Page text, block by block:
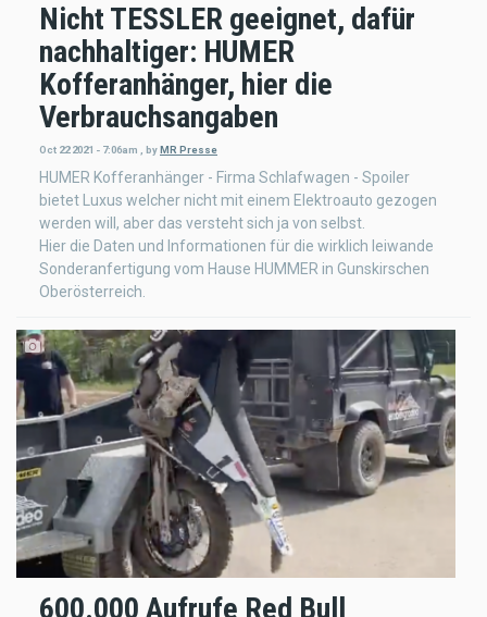
Nicht TESSLER geeignet, dafür
nachhaltiger: HUMER
Kofferanhänger, hier die
Verbrauchsangaben
Oct 22 2021 - 7:06am byMR Presse
HUMER Kofferanhänger - Firma Schlafwagen - Spoiler
bietet Luxus welcher nicht mit einem Elektroauto gezogen
werden will, aber das versteht sich ja von selbst.
Hier die Daten und Informationen für die wirklich leiwande
Sonderanfertigung vom Hause HUMMER in Gunskirschen
Oberösterreich.
600.000 Aufrufe Red Bull